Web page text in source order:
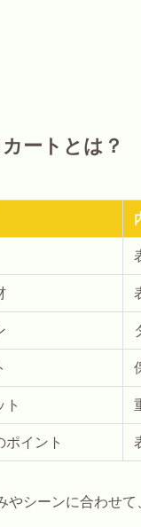
ートとは？
ト
ポイント
やシーンに合わせ